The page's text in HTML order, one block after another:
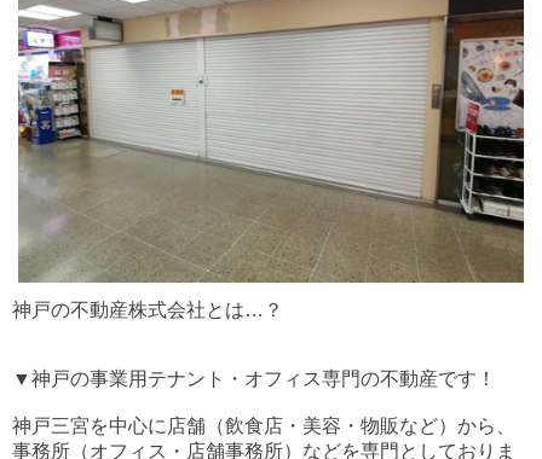
神戸の不動産株式会社とは…？
▼神戸の事業用テナント・オフィス専門の不動産です！
神戸三宮を中心に店舗（飲食店・美容・物販など）から、
事務所（オフィス・店舗事務所）などを専門としておりま